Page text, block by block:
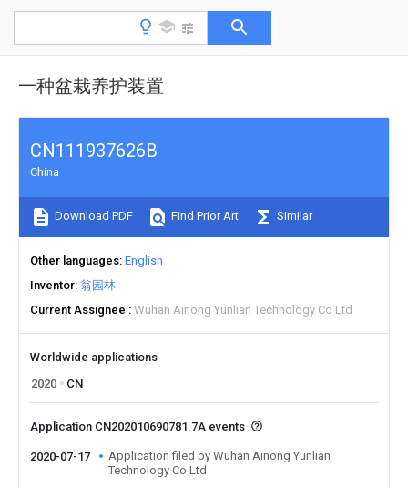
一种盆栽养护装置
CN111937626B
China
Download PDF Find Prior Art Similar
Other languages English
Inventor 翁园林
Current Assignee
Wuhan Ainong Yunlian Technology Co Ltd
Worldwide applications
2020
CN
Application CN202010690781.7A events
2020-07-17
Application filed by Wuhan Ainong Yunlian
Technology Co Ltd